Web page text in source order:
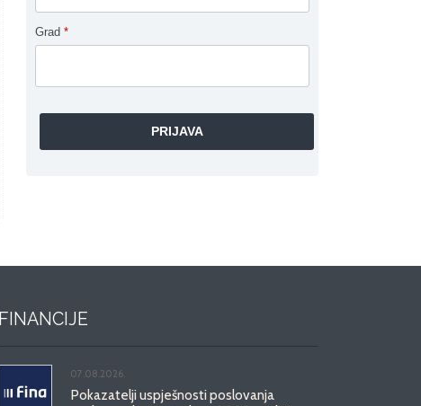
Grad *
FINANCIJE
07.08.2026.
Pokazatelji uspješnosti poslovanja